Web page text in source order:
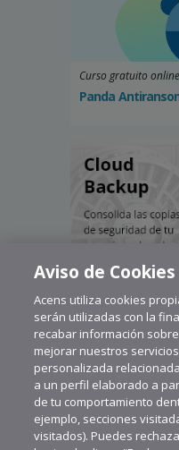
Curso gratuito online
Panda
Aviso de Cookies
Acens utiliza cookies
serán utilizadas con la
recabar información
mejorar nuestros
personalizada
a un perfil elaborado a
de tu comportamiento
ejemplo, secciones
visitados). Puedes